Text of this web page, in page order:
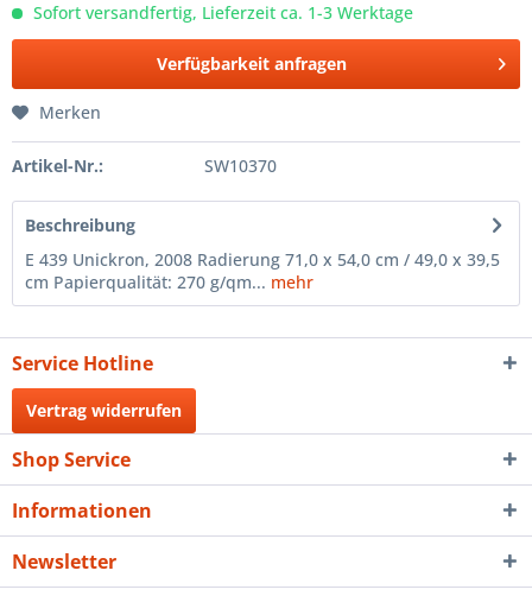
Sofort versandfertig, Lieferzeit ca. 1-3 Werktage
Verfügbarkeit anfragen
Merken
Artikel-Nr.: SW10370
Beschreibung
E 439 Unickron, 2008 Radierung 71,0 x 54,0 cm / 49,0 x 39,5
cm Papierqualität: 270 g/qm... mehr
Service Hotline
Vertrag widerrufen
Shop Service
Informationen
Newsletter